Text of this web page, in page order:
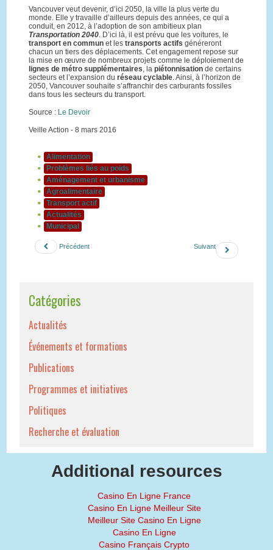
Vancouver veut devenir, d’ici 2050, la ville la plus verte du
monde. Elle y travaille d’ailleurs depuis des années, ce qui a
conduit, en 2012, à l’adoption de son ambitieux plan
Transportation 2040. D’ici là, il est prévu que les voitures, le
transport en communet les transports actifs généreront
chacun un tiers des déplacements. Cet engagement repose sur
la mise en œuvre de nombreux projets comme le déploiement de
lignes de métro supplémentaires, la piétonnisationde certains
secteurs et l’expansion du réseau cyclable. Ainsi, à l’horizon de
2050, Vancouver souhaite s’affranchir des carburants fossiles
dans tous les secteurs du transport.
Source : Le Devoir
Veille Action - 8 mars 2016
Alimentation
Problèmes liés au poids
Aménagement et urbanisme
Agroalimentaire
Transport actif
Actualités
Municipal
Précédent Suivant
Catégories
Actualités
Événements et formations
Publications
Programmes et initiatives
Politiques
Recherche et évaluation
Additional resources
Casino En Ligne France
Casino En Ligne Meilleur Site
Meilleur Site Casino En Ligne
Casino En Ligne
Casino Français Crypto